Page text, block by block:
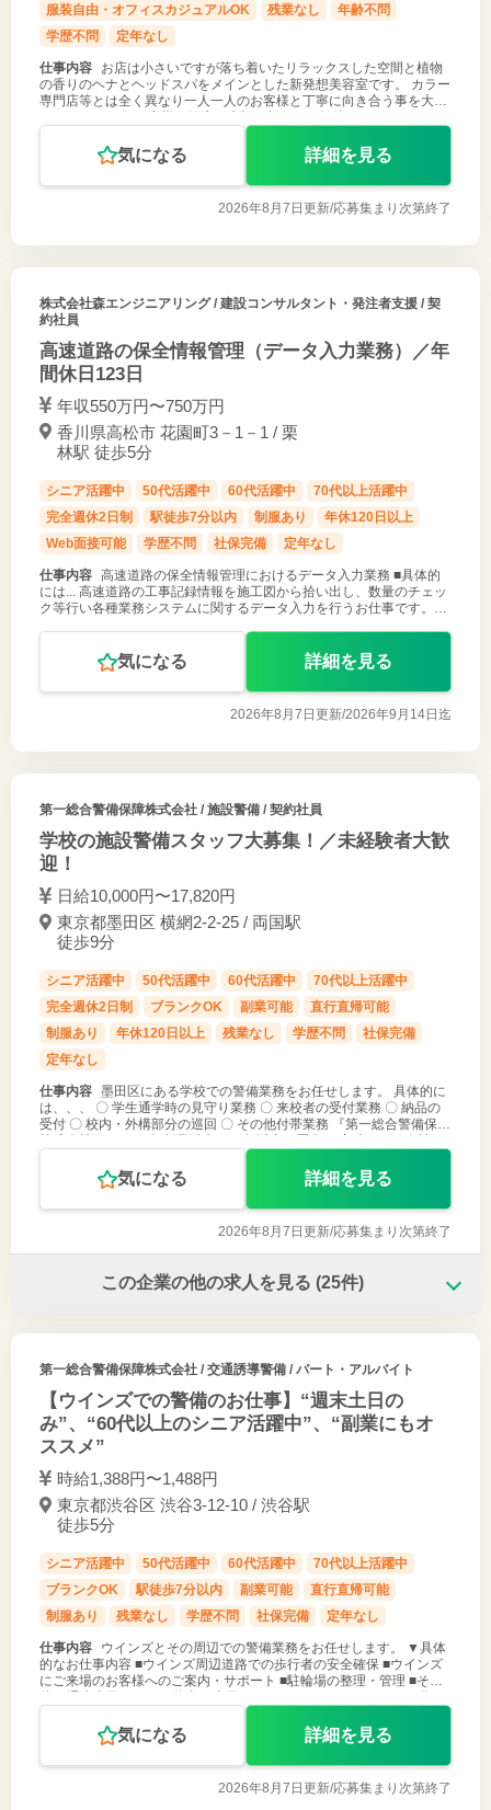
服装自由・オフィスカジュアルOK
残業なし
年齢不問
学歴不問
定年なし
仕事内容
お店は小さいですが落ち着いたリラックスした空間と植物
の香りのヘナとヘッドスパをメインとした新発想美容室です。 カラー
専門店等とは全く異なり一人一人のお客様と丁寧に向き合う事を大切
にしています。 お客様の健康を大切に想い、一般的なヘアカラーやパ
ーマはやっていない
気になる 詳細を見る
2026年8月7日更新/応募集まり次第終了
株式会社森エンジニアリング/ 建設コンサルタント・発注者支援 / 契
約社員
高速道路の保全情報管理（データ入力業務）／年
間休日123日
年収550万円〜750万円
香川県高松市 花園町3－1－1 / 栗
林駅 徒歩5分
シニア活躍中 50代活躍中 60代活躍中
70代以上活躍中
完全週休2日制
駅徒歩7分以内 制服あり
年休120日以上
Web面接可能
学歴不問 社保完備 定年なし
仕事内容 高速道路の保全情報管理におけるデータ入力業務 ■具体的
には... 高速道路の工事記録情報を施工図から拾い出し、数量のチェッ
ク等行い各種業務システムに関するデータ入力を行うお仕事です。
気になる 詳細を見る
2026年8月7日更新/2026年9月14日迄
第一総合警備保障株式会社/ 施設警備 / 契約社員
学校の施設警備スタッフ大募集！／未経験者大歓
迎！
日給10,000円〜17,820円
東京都墨田区 横網2-2-25 / 両国駅
徒歩9分
シニア活躍中 50代活躍中 60代活躍中
70代以上活躍中
完全週休2日制
ブランクOK 副業可能
直行直帰可能
制服あり
年休120日以上 残業なし 学歴不問
社保完備
定年なし
仕事内容 墨田区にある学校での警備業務をお任せします。 具体的に
は、、、 〇 学生通学時の見守り業務 〇 来校者の受付業務 〇 納品の
受付 〇 校内・外構部分の巡回 〇 その他付帯業務 『第一総合警備保障
気になる 詳細を見る
2026年8月7日更新/応募集まり次第終了
この企業の他の求人を見る (25件)
第一総合警備保障株式会社/ 交通誘導警備 / パート・アルバイト
【ウインズでの警備のお仕事】“週末土日の
み”、“60代以上のシニア活躍中”、“副業にもオ
ススメ”
時給1,388円〜1,488円
東京都渋谷区 渋谷3-12-10 / 渋谷駅
徒歩5分
シニア活躍中 50代活躍中 60代活躍中
70代以上活躍中
ブランクOK
駅徒歩7分以内 副業可能
直行直帰可能
制服あり
残業なし 学歴不問 社保完備 定年なし
仕事内容
ウインズとその周辺での警備業務をお任せします。 ▼具体
的なお仕事内容 ■ウインズ周辺道路での歩行者の安全確保 ■ウインズ
にご来場のお客様へのご案内・サポート ■駐輪場の整理・管理 ■その
気になる 詳細を見る
2026年8月7日更新/応募集まり次第終了